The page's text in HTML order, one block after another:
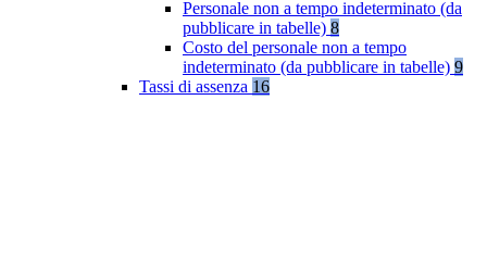
Personale non a tempo indeterminato (da
pubblicare in tabelle) 8
Costo del personale non a tempo
indeterminato (da pubblicare in tabelle) 9
Tassi di assenza 16